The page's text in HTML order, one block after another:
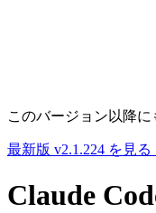
このバージョン以降に
最新版 v2.1.224 を見
Claude